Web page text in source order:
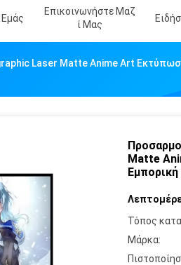
Επικοινωνήστε Μαζ
Ί Μας
Laser Matte Anime Art
Matte
Εμπορική
Τόπος
Μάρκα: